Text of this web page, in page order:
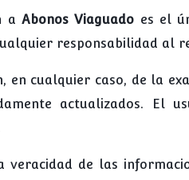
a Abonos Viaguado es el
responsabilidad al
en cualquier caso, de la
actualizados. El
veracidad de las